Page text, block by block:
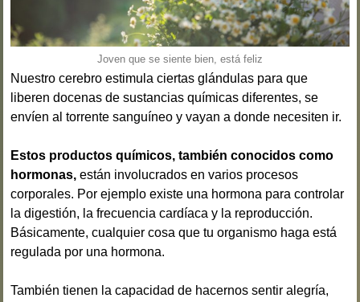
Joven que se siente bien, está feliz
Nuestro cerebro estimula ciertas glándulas para que
liberen docenas de sustancias químicas diferentes, se
envíen al torrente sanguíneo y vayan a donde necesiten ir.
Estos productos químicos, también conocidos como
hormonas, están involucrados en varios procesos
corporales. Por ejemplo existe una hormona para controlar
la digestión, la frecuencia cardíaca y la reproducción.
Básicamente, cualquier cosa que tu organismo haga está
regulada por una hormona.
También tienen la capacidad de hacernos sentir alegría,